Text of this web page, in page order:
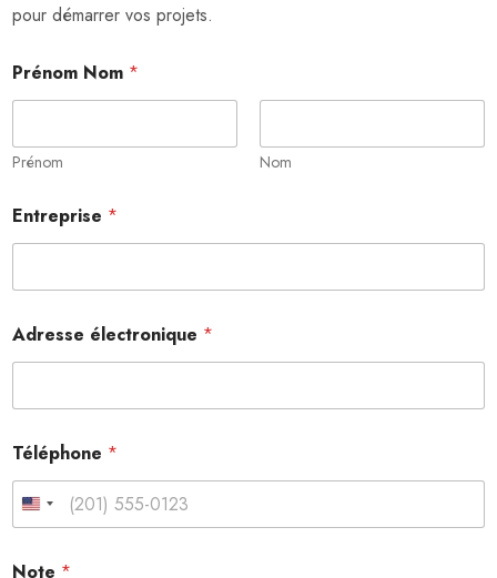
pour démarrer vos projets.
Prénom Nom *
Prénom Nom
Entreprise *
Adresse électronique *
*
*
Téléphone *
United States +1
Note *